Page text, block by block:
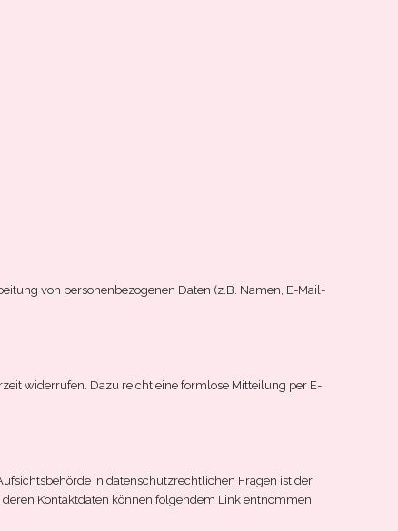
von personenbezogenen Daten (z.B. Namen, E-Mail-
widerrufen. Dazu reicht eine formlose Mitteilung per E-
in datenschutzrechtlichen Fragen ist der
Kontaktdaten können folgendem Link entnommen